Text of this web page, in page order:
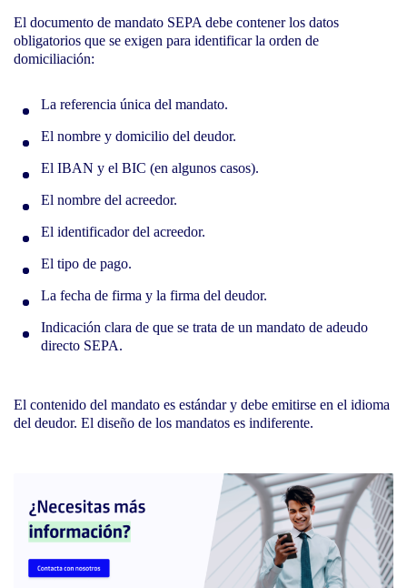
El documento de mandato SEPA debe contener los datos
obligatorios que se exigen para identificar la orden de
domiciliación:
La referencia única del mandato.
El nombre y domicilio del deudor.
El IBAN y el BIC (en algunos casos).
El nombre del acreedor.
El identificador del acreedor.
El tipo de pago.
La fecha de firma y la firma del deudor.
Indicación clara de que se trata de un mandato de adeudo
directo SEPA.
El contenido del mandato es estándar y debe emitirse en el idioma
del deudor. El diseño de los mandatos es indiferente.